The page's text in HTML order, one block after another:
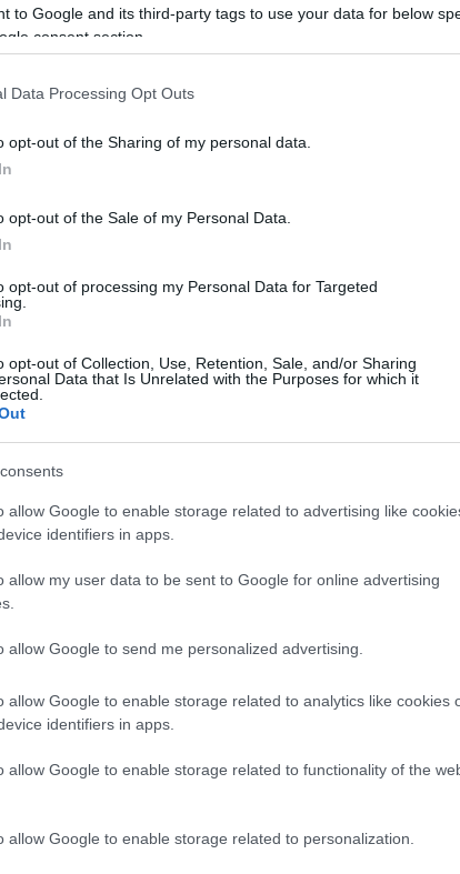
to Google and its third-party tags to use your data for below
consent section.
Data Processing Opt Outs
opt-out of the Sharing of my personal data.
opt-out of the Sale of my Personal Data.
opt-out of processing my Personal Data for Targeted
opt-out of Collection, Use, Retention, Sale, and/or Sharing
Data that Is Unrelated with the Purposes for which it
allow Google to enable storage related to advertising like
identifiers in apps.
allow my user data to be sent to Google for online advertising
allow Google to send me personalized advertising.
allow Google to enable storage related to analytics like cookies
identifiers in apps.
allow Google to enable storage related to functionality of the
allow Google to enable storage related to personalization.
árak
a piaci
LEGO, van
most ilyen
El lehet
833
el véle!
használtan
Címkék:video lego mozgókép
Címkék: lego
Miniverseny: az összes alkotás